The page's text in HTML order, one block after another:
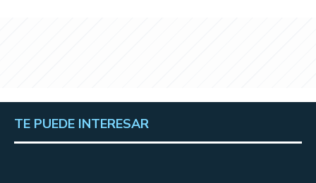
TE PUEDE INTERESAR